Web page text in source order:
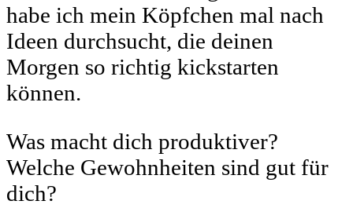
habe ich mein Köpfchen mal nach
Ideen durchsucht, die deinen
Morgen so richtig kickstarten
können.
Was macht dich produktiver?
Welche Gewohnheiten sind gut für
dich?